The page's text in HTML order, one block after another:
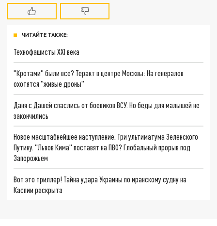
ЧИТАЙТЕ ТАКЖЕ:
Технофашисты XXI века
"Кротами" были все? Теракт в центре Москвы: На генералов
охотятся "живые дроны"
Даня с Дашей спаслись от боевиков ВСУ. Но беды для малышей не
закончились
Новое масштабнейшее наступление. Три ультиматума Зеленского
Путину. "Львов Кима" поставят на ПВО? Глобальный прорыв под
Запорожьем
Вот это триллер! Тайна удара Украины по иранскому судну на
Каспии раскрыта